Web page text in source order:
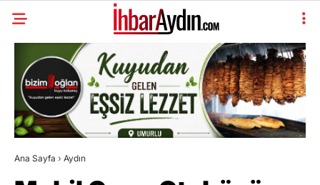
Ana Sayfa › Aydın